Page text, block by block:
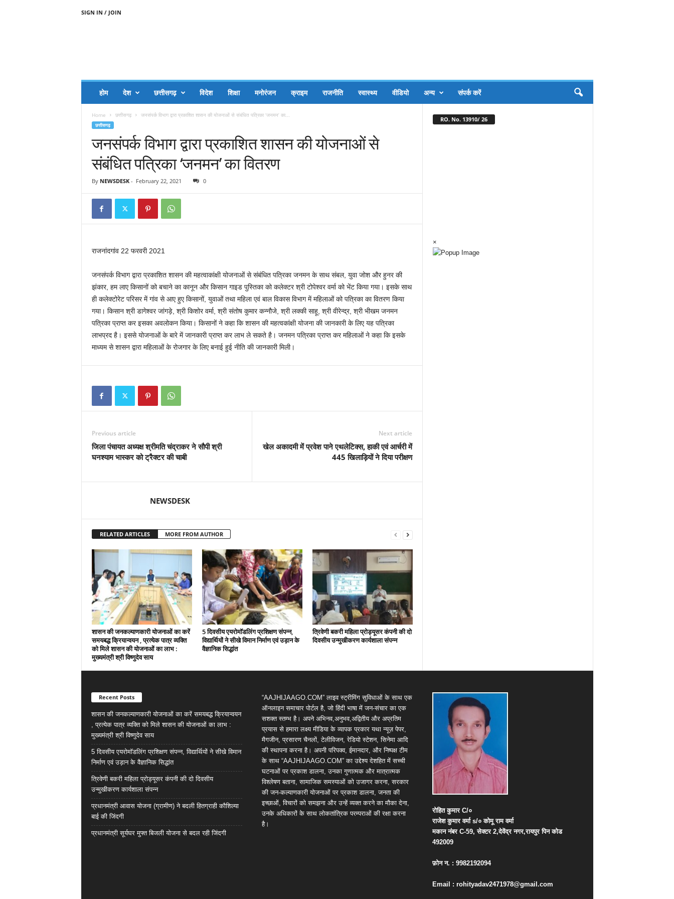
SIGN IN / JOIN
होम देश छत्तीसगढ़ विदेश शिक्षा मनोरंजन क्राइम राजनीति स्वास्थ्य वीडियो अन्य संपर्क करें
Home छत्तीसगढ़ जनसंपर्क विभाग द्वारा प्रकाशित शासन की योजनाओं से संबंधित पत्रिका ‘जनमन’ का...
छत्तीसगढ़
जनसंपर्क विभाग द्वारा प्रकाशित शासन की योजनाओं से
संबंधित पत्रिका ‘जनमन’ का वितरण
By NEWSDESK- February 22, 2021 0
राजनांदगांव 22 फरवरी 2021
जनसंपर्क विभाग द्वारा प्रकाशित शासन की महत्वाकांक्षी योजनाओं से संबंधित पत्रिका जनमन के साथ संबल, युवा जोश और हुनर की
झंकार, हम लाए किसानों को बचाने का कानून और किसान गाइड पुस्तिका को कलेक्टर श्री टोपेश्वर वर्मा को भेंट किया गया। इसके साथ
ही कलेक्टोरेट परिसर में गांव से आए हुए किसानों, युवाओं तथा महिला एवं बाल विकास विभाग में महिलाओं को पत्रिका का वितरण किया
गया। किसान श्री डागेश्वर जांगड़े, श्री किशोर वर्मा, श्री संतोष कुमार कन्नौजे, श्री लक्की साहू, श्री वीरेन्द्र, श्री भीखम जनमन
पत्रिका प्राप्त कर इसका अवलोकन किया। किसानों ने कहा कि शासन की महत्वकांक्षी योजना की जानकारी के लिए यह पत्रिका
लाभप्रद है। इससे योजनाओं के बारे में जानकारी प्राप्त कर लाभ ले सकते है। जनमन पत्रिका प्राप्त कर महिलाओं ने कहा कि इसके
माध्यम से शासन द्वारा महिलाओं के रोजगार के लिए बनाई हुई नीति की जानकारी मिली।
Previous article
जिला पंचायत अध्यक्ष श्रीमति चंद्राकर ने सौपी श्री
घनश्याम भास्कर को ट्रैक्टर की चाबी
Next article
खेल अकादमी में प्रवेश पाने एथलेटिक्स, हाकी एवं आर्चरी में
445 खिलाड़ियों ने दिया परीक्षण
NEWSDESK
RELATED ARTICLES MORE FROM AUTHOR
शासन की जनकल्याणकारी योजनाओं का करें
समयबद्ध क्रियान्वयन , प्रत्येक पात्र व्यक्ति
को मिले शासन की योजनाओं का लाभ :
मुख्यमंत्री श्री विष्णुदेव साय
5 दिवसीय एयरोमॉडलिंग प्रशिक्षण संपन्न,
विद्यार्थियों ने सीखे विमान निर्माण एवं उड़ान के
वैज्ञानिक सिद्धांत
त्रिवेणी बकरी महिला प्रोड्यूसर कंपनी की दो
दिवसीय उन्मुखीकरण कार्यशाला संपन्न
RO. No. 13910/ 26
×
Recent Posts
शासन की जनकल्याणकारी योजनाओं का करें समयबद्ध क्रियान्वयन
, प्रत्येक पात्र व्यक्ति को मिले शासन की योजनाओं का लाभ :
मुख्यमंत्री श्री विष्णुदेव साय
5 दिवसीय एयरोमॉडलिंग प्रशिक्षण संपन्न, विद्यार्थियों ने सीखे विमान
निर्माण एवं उड़ान के वैज्ञानिक सिद्धांत
त्रिवेणी बकरी महिला प्रोड्यूसर कंपनी की दो दिवसीय
उन्मुखीकरण कार्यशाला संपन्न
प्रधानमंत्री आवास योजना (ग्रामीण) ने बदली हितग्राही कौशिल्या
बाई की जिंदगी
प्रधानमंत्री सूर्यघर मुफ्त बिजली योजना से बदल रही जिंदगी
“AAJHIJAAGO.COM” लाइव स्ट्रीमिंग सुविधाओं के साथ एक
ऑनलाइन समाचार पोर्टल है, जो हिंदी भाषा में जन-संचार का एक
सशक्त स्तम्भ है। अपने अभिनव,अनुभव,अद्वितीय और अप्रतिम
प्रयास से हमारा लक्ष्य मीडिया के व्यापक प्रकार यथा न्यूज़ पेपर,
मैगजीन, प्रसारण चैनलों, टेलीविजन, रेडियो स्टेशन, सिनेमा आदि
की स्थापना करना है। अपनी परिपक्व, ईमानदार, और निष्पक्ष टीम
के साथ “AAJHIJAAGO.COM” का उद्देश्य देशहित में सच्ची
घटनाओं पर प्रकाश डालना, उनका गुणात्मक और मात्रात्मक
विश्लेषण बताना, सामाजिक समस्याओं को उजागर करना, सरकार
की जन-कल्याणकारी योजनाओं पर प्रकाश डालना, जनता की
इच्छाओं, विचारों को समझना और उन्हें व्यक्त करने का मौका देना,
उनके अधिकारों के साथ लोकतांत्रिक परम्पराओं की रक्षा करना
है।
रोहित कुमारC/०
राजेश कुमार वर्माs/० कोमू राम वर्मा
मकान नंबरC-59,सेक्टर2,देवेंद्र नगर,रायपुर पिन कोड
492009
फ़ोन न. : 9982192094
Email : rohityadav2471978@gmail.com